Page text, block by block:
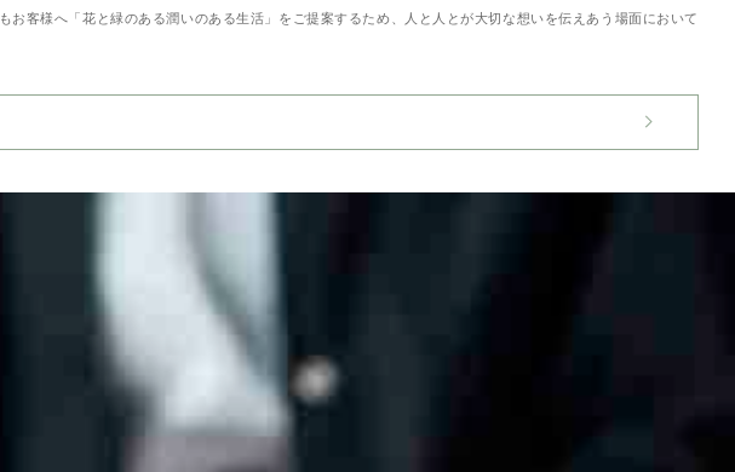
客様へ「花と緑のある潤いのある生活」をご提案するため、人と人とが大切な想いを伝えあう場面において